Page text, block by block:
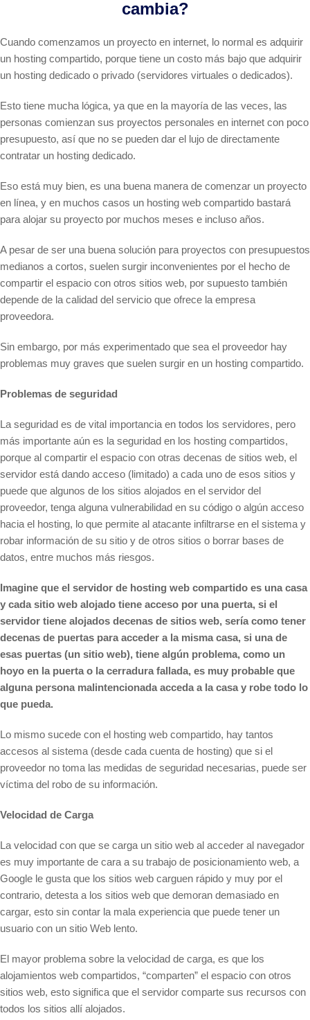
cambia?
Cuando comenzamos un proyecto en internet, lo normal es adquirir
un hosting compartido, porque tiene un costo más bajo que adquirir
un hosting dedicado o privado (servidores virtuales o dedicados).
Esto tiene mucha lógica, ya que en la mayoría de las veces, las
personas comienzan sus proyectos personales en internet con poco
presupuesto, así que no se pueden dar el lujo de directamente
contratar un hosting dedicado.
Eso está muy bien, es una buena manera de comenzar un proyecto
en línea, y en muchos casos un hosting web compartido bastará
para alojar su proyecto por muchos meses e incluso años.
A pesar de ser una buena solución para proyectos con presupuestos
medianos a cortos, suelen surgir inconvenientes por el hecho de
compartir el espacio con otros sitios web, por supuesto también
depende de la calidad del servicio que ofrece la empresa
proveedora.
Sin embargo, por más experimentado que sea el proveedor hay
problemas muy graves que suelen surgir en un hosting compartido.
Problemas de seguridad
La seguridad es de vital importancia en todos los servidores, pero
más importante aún es la seguridad en los hosting compartidos,
porque al compartir el espacio con otras decenas de sitios web, el
servidor está dando acceso (limitado) a cada uno de esos sitios y
puede que algunos de los sitios alojados en el servidor del
proveedor, tenga alguna vulnerabilidad en su código o algún acceso
hacia el hosting, lo que permite al atacante infiltrarse en el sistema y
robar información de su sitio y de otros sitios o borrar bases de
datos, entre muchos más riesgos.
Imagine que el servidor de hosting web compartido es una casa
y cada sitio web alojado tiene acceso por una puerta, si el
servidor tiene alojados decenas de sitios web, sería como tener
decenas de puertas para acceder a la misma casa, si una de
esas puertas (un sitio web), tiene algún problema, como un
hoyo en la puerta o la cerradura fallada, es muy probable que
alguna persona malintencionada acceda a la casa y robe todo lo
que pueda.
Lo mismo sucede con el hosting web compartido, hay tantos
accesos al sistema (desde cada cuenta de hosting) que si el
proveedor no toma las medidas de seguridad necesarias, puede ser
víctima del robo de su información.
Velocidad de Carga
La velocidad con que se carga un sitio web al acceder al navegador
es muy importante de cara a su trabajo de posicionamiento web, a
Google le gusta que los sitios web carguen rápido y muy por el
contrario, detesta a los sitios web que demoran demasiado en
cargar, esto sin contar la mala experiencia que puede tener un
usuario con un sitio Web lento.
El mayor problema sobre la velocidad de carga, es que los
alojamientos web compartidos, “comparten” el espacio con otros
sitios web, esto significa que el servidor comparte sus recursos con
todos los sitios allí alojados.